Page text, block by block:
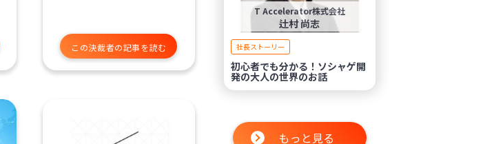
この決裁者の記事を読む
T Accelerator株式会社
辻村 尚志
社長ストーリー
初心者でも分かる！ソシャゲ開
発の大人の世界のお話
もっと見る